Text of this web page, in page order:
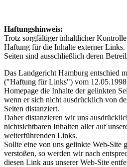
Haftungshinweis:
Trotz sorgfältiger inhaltlicher
Haftung für die Inhalte externer
Seiten sind ausschließlich deren
Das Landgericht Hamburg entschied
("Haftung für Links") vom
Homepage die Inhalte der gelinkten
wenn er sich nicht ausdrücklich von
Seiten distanziert.
Daher distanzieren wir uns
nichtsichtbaren Inhalten aller auf
weiterführenden Links.
Sollte eine von uns gelinkte Web-Site
verstoßen, so werden wir nach
diesen Link aus unserer Web-Site